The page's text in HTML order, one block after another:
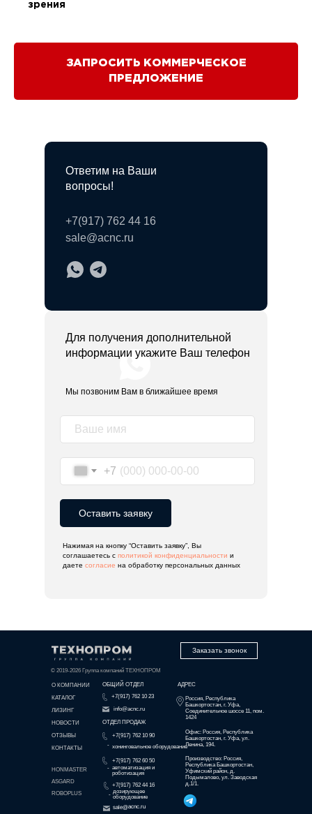
зрения
ЗАПРОСИТЬ КОММЕРЧЕСКОЕ
ПРЕДЛОЖЕНИЕ
Ответим на Ваши
вопросы!
+7(917) 762 44 16
sale@acnc.ru
Для получения дополнительной
информации укажите Ваш телефон
Мы позвоним Вам в ближайшее время
Нажимая на кнопку “Оставить заявку”, Вы
соглашаетесь с политикой конфиденциальности и
даете согласие на обработку персональных данных
+7
Оставить заявку
О КОМПАНИИ
КАТАЛОГ
ЛИЗИНГ
sale@acnc.ru
Заказать звонок
© 2019-2026 Группа компаний ТЕХНОПРОМ
ОТЗЫВЫ
НОВОСТИ
КОНТАКТЫ
ASGARD
HONMASTER
ROBOPLUS
АДРЕС
- дозирующее
оборудование
+7(917) 762 44 16
- автоматизация и
роботизация
+7(917) 762 60 50
- хонинговальное оборудование
ОТДЕЛ ПРОДАЖ
info@acnc.ru
Производство: Россия,
Республика Башкортостан,
Уфимский район, д.
Подымалово, ул. Заводская
д.1/1.
Офис: Россия, Республика
Башкортостан, г. Уфа, ул.
Ленина, 194.
Россия, Республика
Башкортостан, г. Уфа,
Соединительное шоссе 11, пом.
1424
+7(917) 762 10 90
+7(917) 762 10 23
ОБЩИЙ ОТДЕЛ